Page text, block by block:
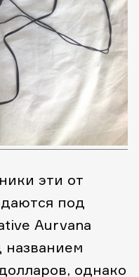
эти от
под
Aurvana
однако